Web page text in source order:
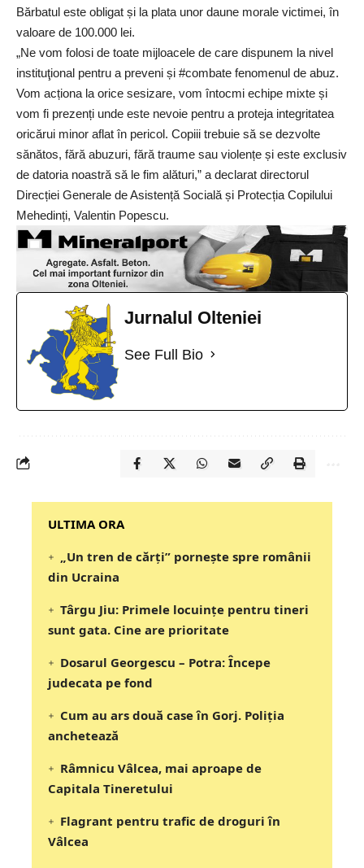
Bărbatul este obligat și la plata unor daune morale victimei, în
valoare de 100.000 lei.
„Ne vom folosi de toate mijloacele de care dispunem la nivel
instituţional pentru a preveni și #combate fenomenul de abuz.
Vom acționa la orice sesizare, vom întocmi echipe mixte și
vom fi prezenți unde este nevoie pentru a proteja integritatea
oricărui minor aflat în pericol. Copiii trebuie să se dezvolte
sănătos, fără abuzuri, fără traume sau violențe și este exclusiv
de datoria noastră să le fim alături,” a declarat directorul
Direcției Generale de Asistență Socială și Protecția Copilului
Mehedinți, Valentin Popescu.
Jurnalul Olteniei
See Full Bio
‎‎‎‎‎‎‎ULTIMA ORA
„Un tren de cărți” pornește spre românii
din Ucraina
Târgu Jiu: Primele locuințe pentru tineri
sunt gata. Cine are prioritate
Dosarul Georgescu – Potra: Începe
judecata pe fond
Cum au ars două case în Gorj. Poliția
anchetează
Râmnicu Vâlcea, mai aproape de
Capitala Tineretului
Flagrant pentru trafic de droguri în
Vâlcea